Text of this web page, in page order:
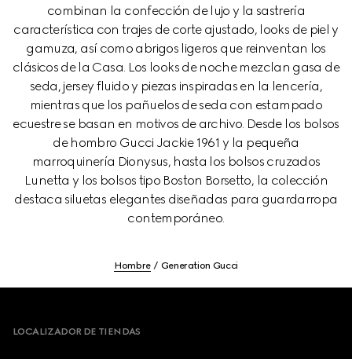
combinan la confección de lujo y la sastrería
característica con trajes de corte ajustado, looks de piel y
gamuza, así como abrigos ligeros que reinventan los
clásicos de la Casa. Los looks de noche mezclan gasa de
seda, jersey fluido y piezas inspiradas en la lencería,
mientras que los pañuelos de seda con estampado
ecuestre se basan en motivos de archivo. Desde los bolsos
de hombro Gucci Jackie 1961 y la pequeña
marroquinería Dionysus, hasta los bolsos cruzados
Lunetta y los bolsos tipo Boston Borsetto, la colección
destaca siluetas elegantes diseñadas para guardarropa
contemporáneo.
Hombre Generation Gucci
LOCALIZADOR DE TIENDAS